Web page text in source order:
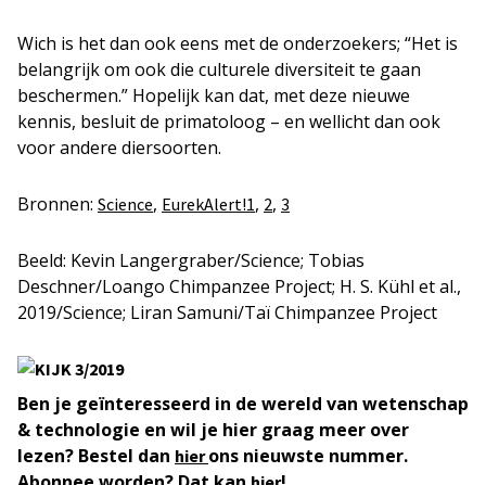
Wich is het dan ook eens met de onderzoekers; “Het is
belangrijk om ook die culturele diversiteit te gaan
beschermen.” Hopelijk kan dat, met deze nieuwe
kennis, besluit de primatoloog – en wellicht dan ook
voor andere diersoorten.
Bronnen: Science, EurekAlert!1, 2, 3
Beeld: Kevin Langergraber/Science; Tobias
Deschner/Loango Chimpanzee Project; H. S. Kühl et al.,
2019/Science; Liran Samuni/Taï Chimpanzee Project
Ben je geïnteresseerd in de wereld van wetenschap
& technologie en wil je hier graag meer over
lezen? Bestel dan hierons nieuwste nummer.